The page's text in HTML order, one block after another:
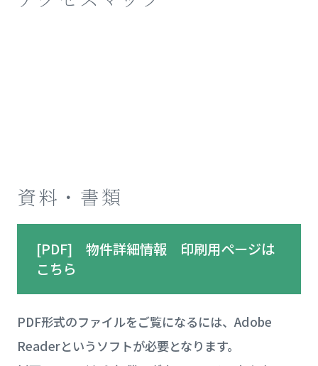
資料・書類
[PDF] 物件詳細情報 印刷用ページは
こちら
PDF形式のファイルをご覧になるには、Adobe
Readerというソフトが必要となります。